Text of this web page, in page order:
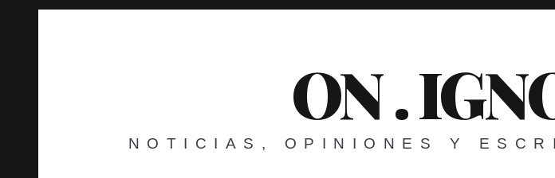
ON .
NOTICIAS, OPINIONES Y